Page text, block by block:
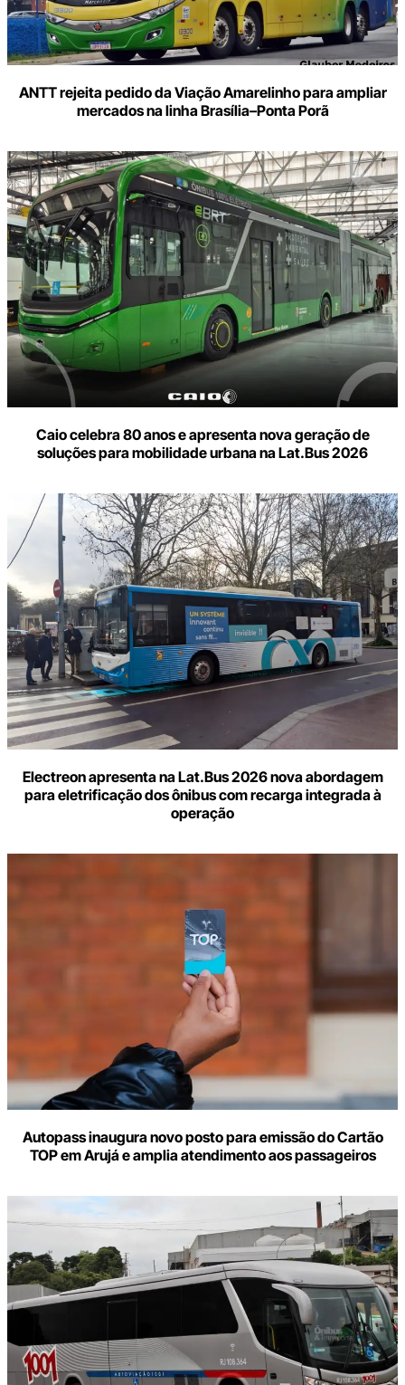
ANTT rejeita pedido da Viação Amarelinho para ampliar
mercados na linha Brasília–Ponta Porã
Caio celebra 80 anos e apresenta nova geração de
soluções para mobilidade urbana na Lat.Bus 2026
Electreon apresenta na Lat.Bus 2026 nova abordagem
para eletrificação dos ônibus com recarga integrada à
operação
Autopass inaugura novo posto para emissão do Cartão
TOP em Arujá e amplia atendimento aos passageiros